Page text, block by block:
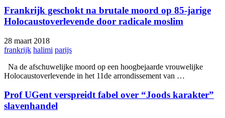
Frankrijk geschokt na brutale moord op 85-jarige
Holocaustoverlevende door radicale moslim
28 maart 2018
frankrijk halimi parijs
Na de afschuwelijke moord op een hoogbejaarde vrouwelijke
Holocaustoverlevende in het 11de arrondissement van …
Prof UGent verspreidt fabel over “Joods karakter”
slavenhandel